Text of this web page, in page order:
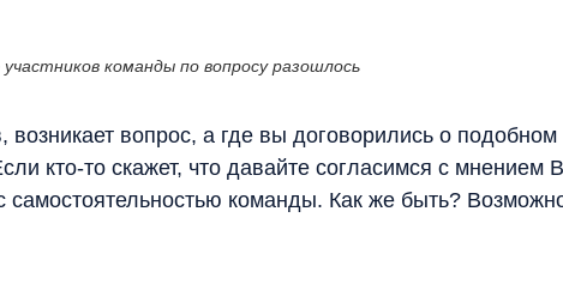
команды по вопросу разошлось
возникает вопрос, а где вы договорились о
кто-то скажет, что давайте согласимся с мнением
команды. Как же быть?